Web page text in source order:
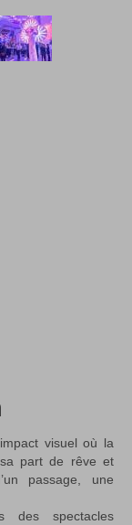
visuel où la
part de rêve et
passage, une
des spectacles